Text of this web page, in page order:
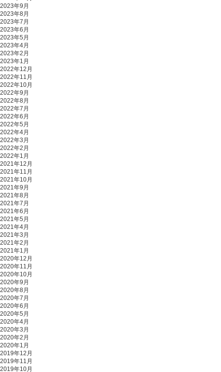
2023年9月
2023年8月
2023年7月
2023年6月
2023年5月
2023年4月
2023年2月
2023年1月
2022年12月
2022年11月
2022年10月
2022年9月
2022年8月
2022年7月
2022年6月
2022年5月
2022年4月
2022年3月
2022年2月
2022年1月
2021年12月
2021年11月
2021年10月
2021年9月
2021年8月
2021年7月
2021年6月
2021年5月
2021年4月
2021年3月
2021年2月
2021年1月
2020年12月
2020年11月
2020年10月
2020年9月
2020年8月
2020年7月
2020年6月
2020年5月
2020年4月
2020年3月
2020年2月
2020年1月
2019年12月
2019年11月
2019年10月